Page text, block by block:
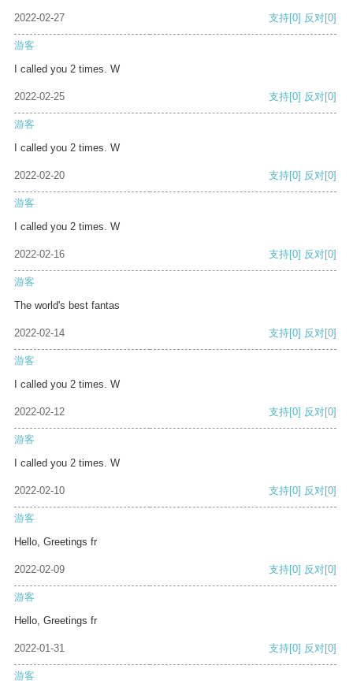
2022-02-27 支持[0] 反对[0]
游客
I called you 2 times. W
2022-02-25 支持[0] 反对[0]
游客
I called you 2 times. W
2022-02-20 支持[0] 反对[0]
游客
I called you 2 times. W
2022-02-16 支持[0] 反对[0]
游客
The world's best fantas
2022-02-14 支持[0] 反对[0]
游客
I called you 2 times. W
2022-02-12 支持[0] 反对[0]
游客
I called you 2 times. W
2022-02-10 支持[0] 反对[0]
游客
Hello, Greetings fr
2022-02-09 支持[0] 反对[0]
游客
Hello, Greetings fr
2022-01-31 支持[0] 反对[0]
游客